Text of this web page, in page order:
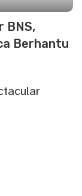
BNS,
Berhantu